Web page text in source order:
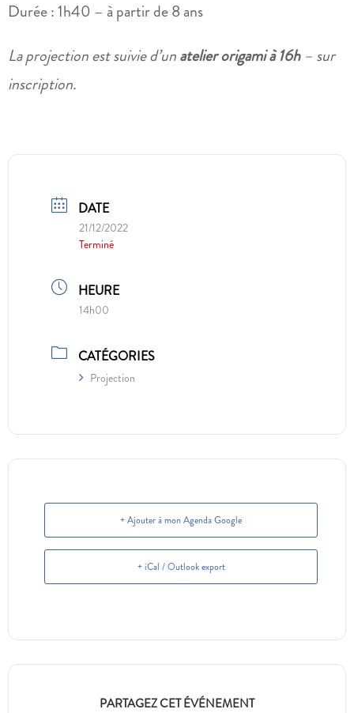
Durée : 1h40 – à partir de 8 ans
La projection est suivie d’unatelierorigami à 16h– sur
inscription.
DATE
21/12/2022
Terminé
HEURE
14h00
CATÉGORIES
Projection
+ Ajouter à mon Agenda Google
+ iCal / Outlook export
PARTAGEZ CET ÉVÉNEMENT